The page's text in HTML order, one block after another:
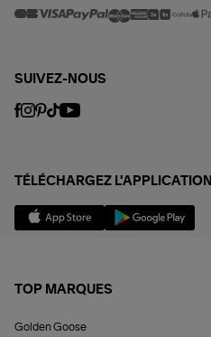
SUIVEZ-NOUS
TÉLÉCHARGEZ L'APPLICATION
TOP MARQUES
Golden Goose